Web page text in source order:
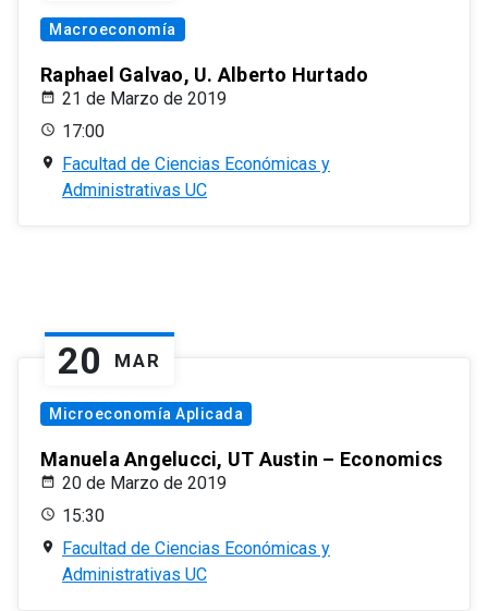
Macroeconomía
Raphael Galvao, U. Alberto Hurtado
21 de Marzo de 2019
17:00
Facultad de Ciencias Económicas y
Administrativas UC
20 MAR
Microeconomía Aplicada
Manuela Angelucci, UT Austin – Economics
20 de Marzo de 2019
15:30
Facultad de Ciencias Económicas y
Administrativas UC